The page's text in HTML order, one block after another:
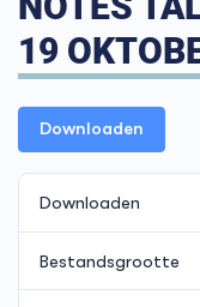
19
Downloaden
Downloaden
Bestandsgrootte